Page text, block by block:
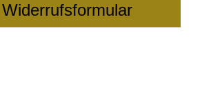
Widerrufsformular